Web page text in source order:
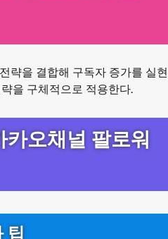
략을 결합해 구독자 증가를 실현
을 구체적으로 적용한다.
카오채널 팔로워
팁